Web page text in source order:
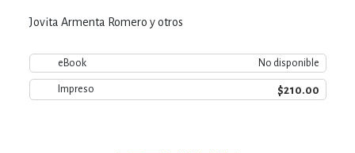
Jovita Armenta Romero y otros
eBook No disponible
Impreso $210.00